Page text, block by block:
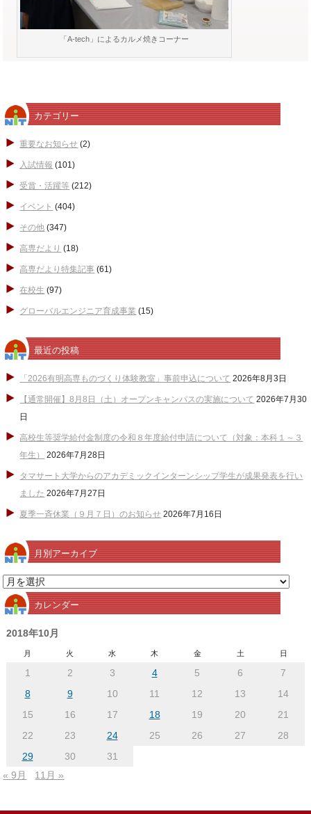
「A-tech」によるカルメ焼きコーナー
カテゴリー
重要なお知らせ (2)
入試情報 (101)
受賞・活躍等 (212)
イベント (404)
その他 (347)
高専だより (18)
高専だより特集記事 (61)
在校生 (97)
グローバルエンジニア育成事業 (15)
最近の投稿
「2026有明高専ものづくり体験教室」事前申込について 2026年8月3日
【通常開催】8月8日（土）オープンキャンパスの実施について 2026年7月30
日
高校生等奨学給付金制度の令和８年度給付申請について（対象：本科１～３
年生）
2026年7月28日
タマサート大学からのアカデミックインターンシップ学生が成果発表を行い
ました 2026年7月27日
夏季一斉休業（９月７日）のお知らせ 2026年7月16日
月別アーカイブ
月
別
ア
ー
カレンダー
2018年10月
月 火 水 木 金 土 日
1 2 3 4 5 6
7
8
9 10 11 12 13
14
15
16 17 18 19 20
21
22
23 24 25 26 27
28
29
30
31
« 9月
11月 »